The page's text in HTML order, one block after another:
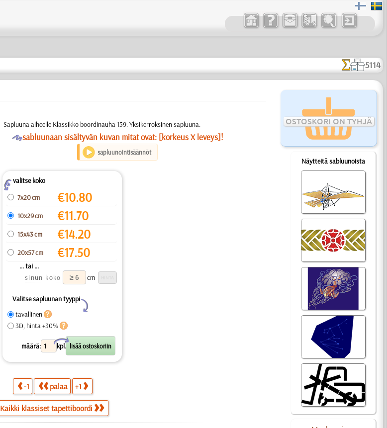
5114
OSTOSKORI ON TYHJÄ
Näytteitä sabluunoista
Sapluuna aiheelle Klassikko boordinauha 159. Yksikerroksinen sapluuna.
Osabluunaan sisältyvän kuvan mitat ovat: [korkeus X leveys]!
sapluunointisäännöt
Zvalitse koko
7x20 cm
€10.80
10x29 cm €11.70
15x43 cm €14.20
20x57 cm €17.50
... tai ...
sinun koko
cm
Valitse sapluunan tyyppi
Y
tavallinen
3D, hinta +30%
määrä: kpl.
X
-1 palaa +1
Kaikki klassiset tapettiboordi